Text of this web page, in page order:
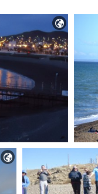

